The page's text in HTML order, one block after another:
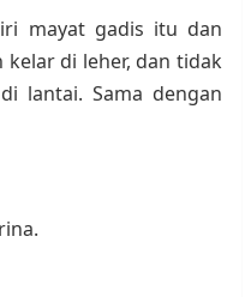
mayat gadis itu dan
kelar di leher, dan tidak
lantai. Sama dengan